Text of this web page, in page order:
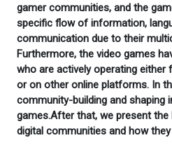
gamer communities, and the
specific flow of information,
communication due to their
Furthermore, the video games
who are actively operating either
or on other online platforms. In
community-building and shaping
games.After that, we present
digital communities and how